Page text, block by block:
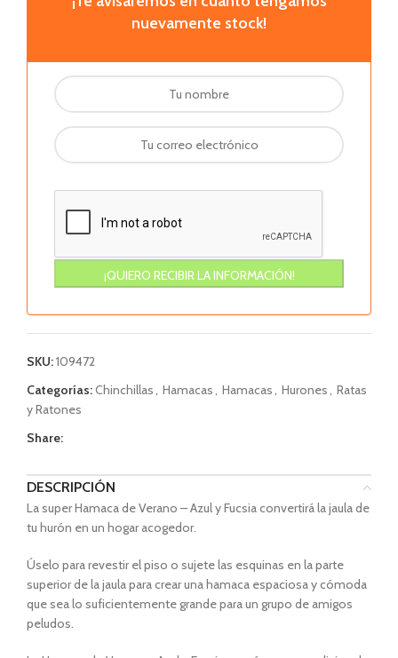
nuevamente stock!
SKU:109472
Categorías:Chinchillas, Hamacas, Hamacas, Hurones, Ratas
y Ratones
Share:
DESCRIPCIÓN
La super Hamaca de Verano – Azul y Fucsia convertirá la jaula de
tu hurón en un hogar acogedor.
Úselo para revestir el piso o sujete las esquinas en la parte
superior de la jaula para crear una hamaca espaciosa y cómoda
que sea lo suficientemente grande para un grupo de amigos
peludos.